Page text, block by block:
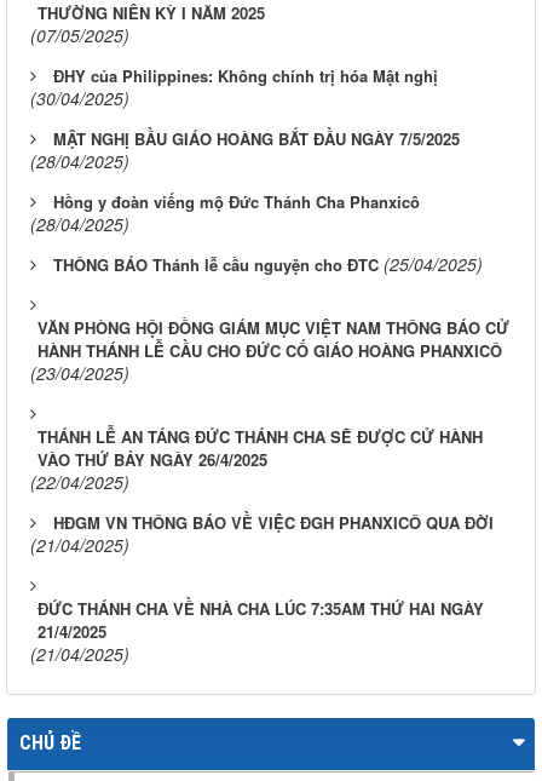
THƯỜNG NIÊN KỲ I NĂM 2025
(07/05/2025)
ĐHY của Philippines: Không chính trị hóa Mật nghị
(30/04/2025)
MẬT NGHỊ BẦU GIÁO HOÀNG BẮT ĐẦU NGÀY 7/5/2025
(28/04/2025)
Hồng y đoàn viếng mộ Đức Thánh Cha Phanxicô
(28/04/2025)
THÔNG BÁO Thánh lễ cầu nguyện cho ĐTC (25/04/2025)
VĂN PHÒNG HỘI ĐỒNG GIÁM MỤC VIỆT NAM THÔNG BÁO CỬ
HÀNH THÁNH LỄ CẦU CHO ĐỨC CỐ GIÁO HOÀNG PHANXICÔ
(23/04/2025)
THÁNH LỄ AN TÁNG ĐỨC THÁNH CHA SẼ ĐƯỢC CỬ HÀNH
VÀO THỨ BẢY NGÀY 26/4/2025
(22/04/2025)
HĐGM VN THÔNG BÁO VỀ VIỆC ĐGH PHANXICÔ QUA ĐỜI
(21/04/2025)
ĐỨC THÁNH CHA VỀ NHÀ CHA LÚC 7:35AM THỨ HAI NGÀY
21/4/2025
(21/04/2025)
CHỦ ĐỀ